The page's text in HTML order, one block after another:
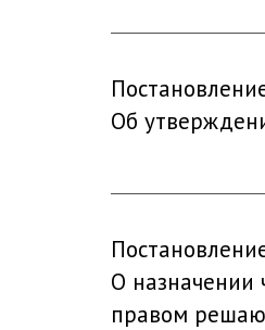
Об
О назначении
правом